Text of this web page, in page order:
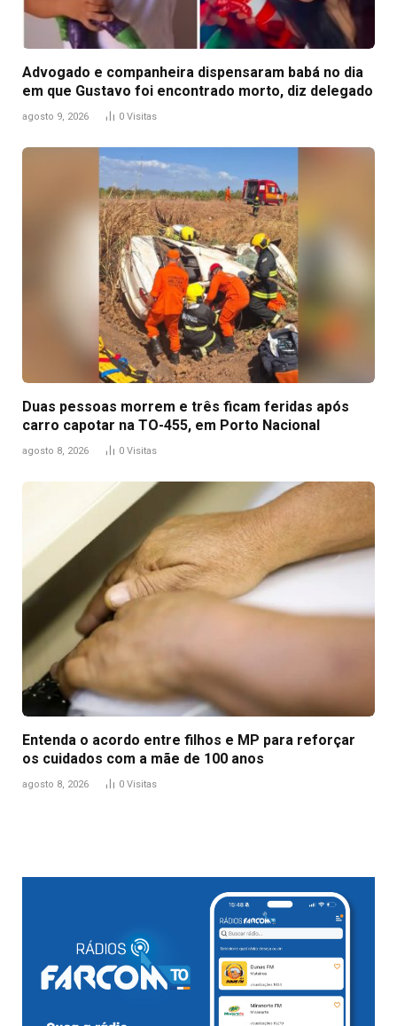
Advogado e companheira dispensaram babá no dia
em que Gustavo foi encontrado morto, diz delegado
agosto 9, 2026 0 Visitas
Duas pessoas morrem e três ficam feridas após
carro capotar na TO-455, em Porto Nacional
agosto 8, 2026 0 Visitas
Entenda o acordo entre filhos e MP para reforçar
os cuidados com a mãe de 100 anos
agosto 8, 2026 0 Visitas